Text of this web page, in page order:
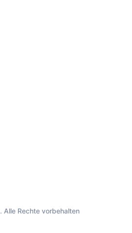
Rechte vorbehalten